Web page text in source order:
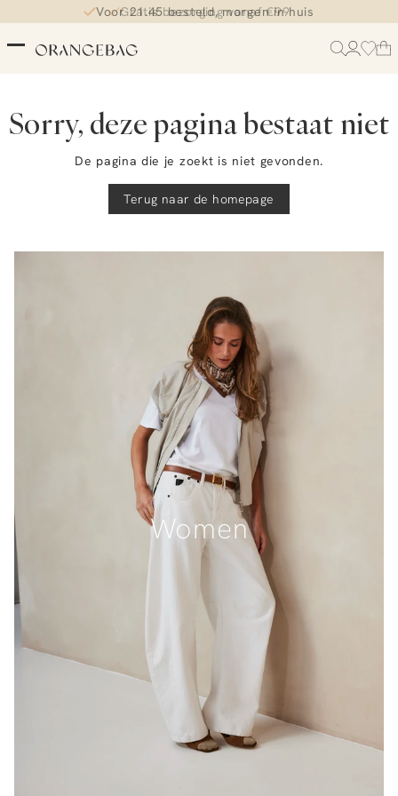
Voor 21.45 besteld, morgen in huis
Gratis bezorging vanaf €99
Sorry, deze pagina bestaat niet
De pagina die je zoekt is niet gevonden.
Terug naar de homepage
Women